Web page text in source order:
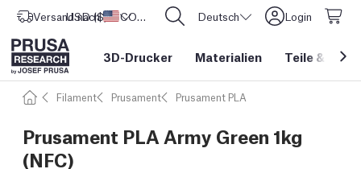
Versand nach Vereinigte Staaten
USD ($) CORE One L: Jetzt auf Lager! Deutsch Login
3D-Drucker Materialien Teile &
Filament Prusament Prusament PLA
Prusament PLA Army Green 1kg
(NFC)